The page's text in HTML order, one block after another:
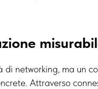
networking, ma un
Attraverso